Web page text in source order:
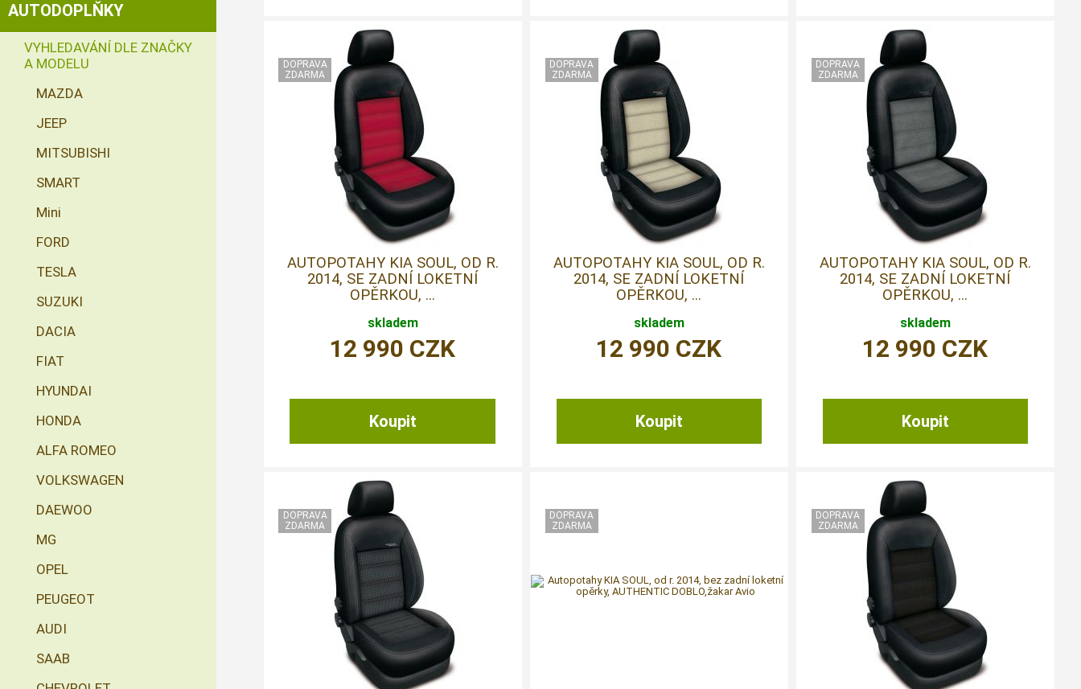
AUTOPOTAHY KIA SOUL, OD R.
2014, SE ZADNÍ LOKETNÍ
OPĚRKOU, ...
skladem
12 990 CZK
AUTOPOTAHY KIA SOUL, OD R.
2014, SE ZADNÍ LOKETNÍ
OPĚRKOU, ...
skladem
12 990 CZK
AUTOPOTAHY KIA SOUL, OD R.
2014, SE ZADNÍ LOKETNÍ
OPĚRKOU, ...
skladem
12 990 CZK
AUTODOPLŇKY
VYHLEDAVÁNÍ DLE ZNAČKY
A MODELU
MAZDA
JEEP
MITSUBISHI
SMART
Mini
FORD
TESLA
SUZUKI
DACIA
FIAT
HYUNDAI
HONDA
ALFA ROMEO
VOLKSWAGEN
DAEWOO
MG
OPEL
PEUGEOT
AUDI
SAAB